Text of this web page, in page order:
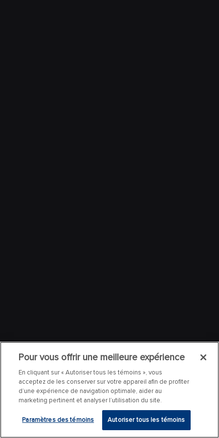
Pour vous offrir une meilleure expérience
En cliquant sur « Autoriser tous les témoins », vous
acceptez de les conserver sur votre appareil afin de profiter
d’une expérience de navigation optimale, aider au
marketing pertinent et analyser l’utilisation du site.
Paramètres des témoins Autoriser tous les témoins